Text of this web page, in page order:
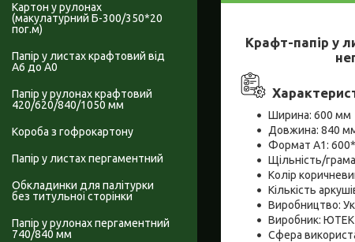
Крафт-папір у
Ширина: 600 мм
Довжина: 840
Формат А1:
Щільність/
Колір
Кількість
Виробництво:
Виробник: ЮТЕК
Сфера
Картон у рулонах
(макулатурний Б-300/350*20
пог.м)
Папір у листах крафтовий від
А6 до А0
Папір у рулонах крафтовий
420/620/840/1050 мм
Короба з гофрокартону
Папір у листах пергаментний
Обкладинки для палітурки
без титульноі сторінки
Папір у рулонах пергаментний
740/840 мм